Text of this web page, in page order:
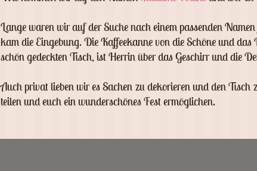
Lange waren wir auf der Suche nach einem passenden
kam die Eingebung. Die Kaffeekanne von die Schöne und
schön gedeckten Tisch, ist Herrin über das Geschirr und die
Auch privat lieben wir es Sachen zu dekorieren und den
teilen und euch ein wunderschönes Fest ermöglichen.